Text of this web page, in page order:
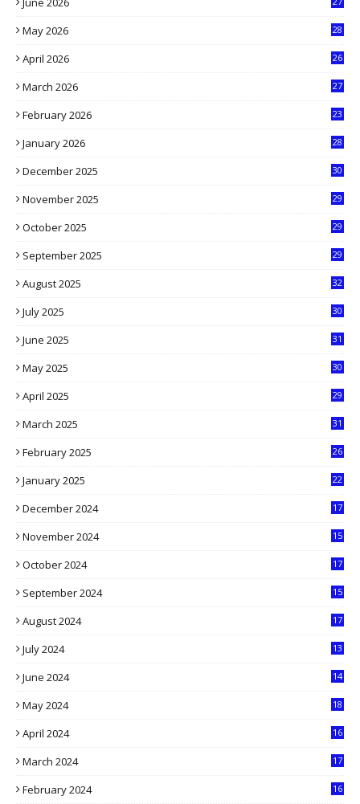
May 2026
28
April 2026
26
March 2026
27
February 2026
23
January 2026
28
December 2025
30
November 2025
29
October 2025
29
September 2025
29
August 2025
32
July 2025
30
June 2025
31
May 2025
30
April 2025
29
March 2025
31
February 2025
26
January 2025
22
December 2024
17
November 2024
15
October 2024
17
September 2024
15
August 2024
17
July 2024
13
June 2024
14
May 2024
18
April 2024
16
March 2024
17
February 2024
16